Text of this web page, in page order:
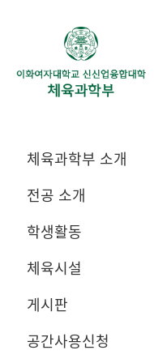
체육과학부 소개
전공 소개
학생활동
체육시설
게시판
공간사용신청